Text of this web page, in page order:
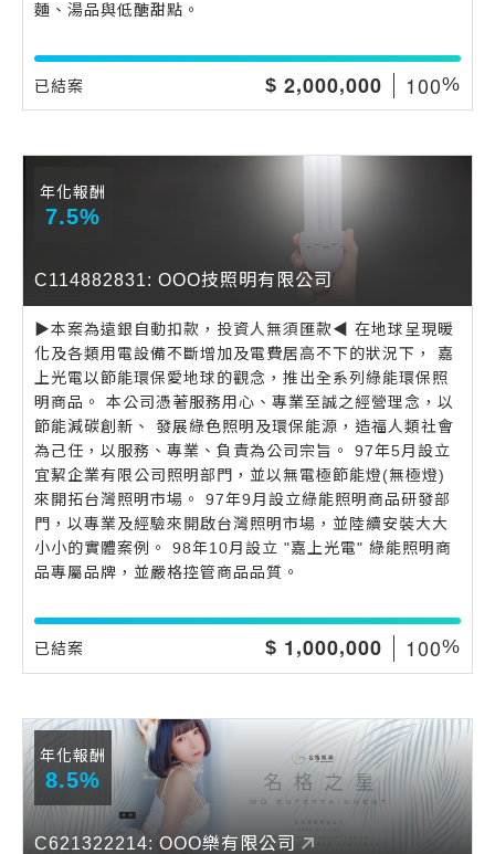
麵、湯品與低醣甜點。
已結案 $ 2,000,000 100%
C114882831: OOO技照明有限公司
年化報酬
7.5%
▶️本案為遠銀自動扣款，投資人無須匯款◀️ 在地球呈現暖
化及各類用電設備不斷增加及電費居高不下的狀況下， 嘉
上光電以節能環保愛地球的觀念，推出全系列綠能環保照
明商品。 本公司憑著服務用心、專業至誠之經營理念，以
節能減碳創新、 發展綠色照明及環保能源，造福人類社會
為己任，以服務、專業、負責為公司宗旨。 97年5月設立
宜絜企業有限公司照明部門，並以無電極節能燈(無極燈)
來開拓台灣照明市場。 97年9月設立綠能照明商品研發部
門，以專業及經驗來開啟台灣照明市場，並陸續安裝大大
小小的實體案例。 98年10月設立 "嘉上光電" 綠能照明商
品專屬品牌，並嚴格控管商品品質。
已結案 $ 1,000,000 100%
C621322214: OOO樂有限公司
年化報酬
8.5%